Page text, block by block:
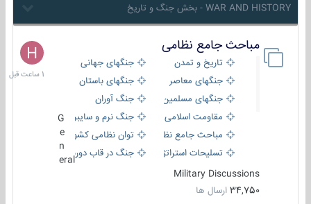
WAR AND HISTORY - بخش جنگ و تاریخ
مباحث جامع نظامی
تاریخ و تمدن
جنگهای جهانی
جنگهای معاصر
جنگهای باستان
جنگهای مسلمین
جنگ آوران
مقاومت اسلامی
جنگ نرم و سایبری
مباحث جامع نظامی
توان نظامی کشورها
تسلیحات استراتژیک
جنگ در قاب دوربین
eral
Military Discussions
34,750 ارسال ها
1
ساعت
قبل